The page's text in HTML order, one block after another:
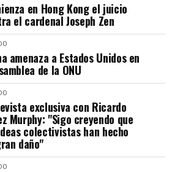
en Hong Kong el juicio
el cardenal Joseph Zen
amenaza a Estados Unidos en
de la ONU
exclusiva con Ricardo
Murphy: "Sigo creyendo que
colectivistas han hecho
daño"